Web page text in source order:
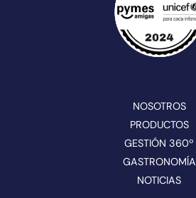
NOSOTROS
PRODUCTOS
GESTIÓN 360º
GASTRONOMÍA
NOTICIAS